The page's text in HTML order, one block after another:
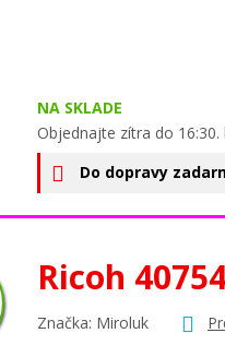
NA SKLADE
Objednajte zítra do
Do dopravy
Ricoh
Značka: Miroluk